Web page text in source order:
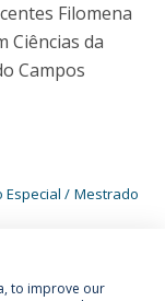
Filomena
Ciências da
Campos
Especial
Mestrado
to improve our